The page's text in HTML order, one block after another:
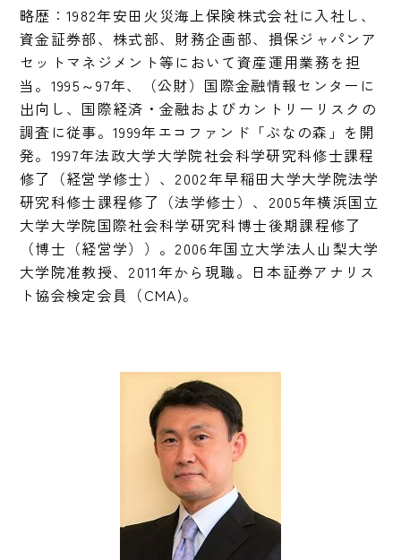
略歴：1982年安田火災海上保険株式会社に入社し、
資金証券部、株式部、財務企画部、損保ジャパンア
セットマネジメント等において資産運用業務を担
当。1995～97年、（公財）国際金融情報センターに
出向し、国際経済・金融およびカントリーリスクの
調査に従事。1999年エコファンド「ぶなの森」を開
発。1997年法政大学大学院社会科学研究科修士課程
修了（経営学修士）、2002年早稲田大学大学院法学
研究科修士課程修了（法学修士）、2005年横浜国立
大学大学院国際社会科学研究科博士後期課程修了
（博士（経営学））。2006年国立大学法人山梨大学
大学院准教授、2011年から現職。日本証券アナリス
ト協会検定会員（CMA)。